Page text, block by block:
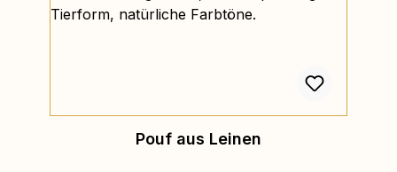
Pouf aus Leinen